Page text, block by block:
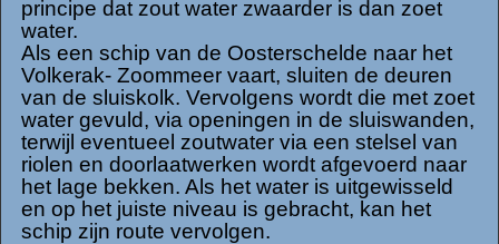
principe dat zout water zwaarder is dan zoet
water.
Als een schip van de Oosterschelde naar het
Volkerak- Zoommeer vaart, sluiten de deuren
van de sluiskolk. Vervolgens wordt die met zoet
water gevuld, via openingen in de sluiswanden,
terwijl eventueel zoutwater via een stelsel van
riolen en doorlaatwerken wordt afgevoerd naar
het lage bekken. Als het water is uitgewisseld
en op het juiste niveau is gebracht, kan het
schip zijn route vervolgen.